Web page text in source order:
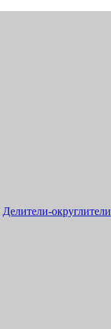
Делители-округлители